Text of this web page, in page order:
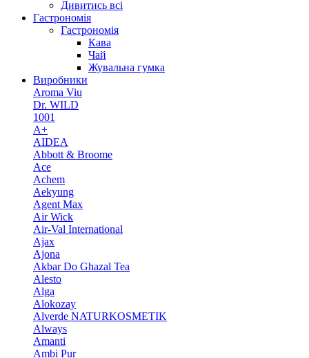
Дивитись всі
Гастрономія
Гастрономія
Кава
Чай
Жувальна гумка
Виробники
Aroma Viu
Dr. WILD
1001
A+
AIDEA
Abbott & Broome
Ace
Achem
Aekyung
Agent Max
Air Wick
Air-Val International
Ajax
Ajona
Akbar Do Ghazal Tea
Alesto
Alga
Alokozay
Alverde NATURKOSMETIK
Always
Amanti
Ambi Pur